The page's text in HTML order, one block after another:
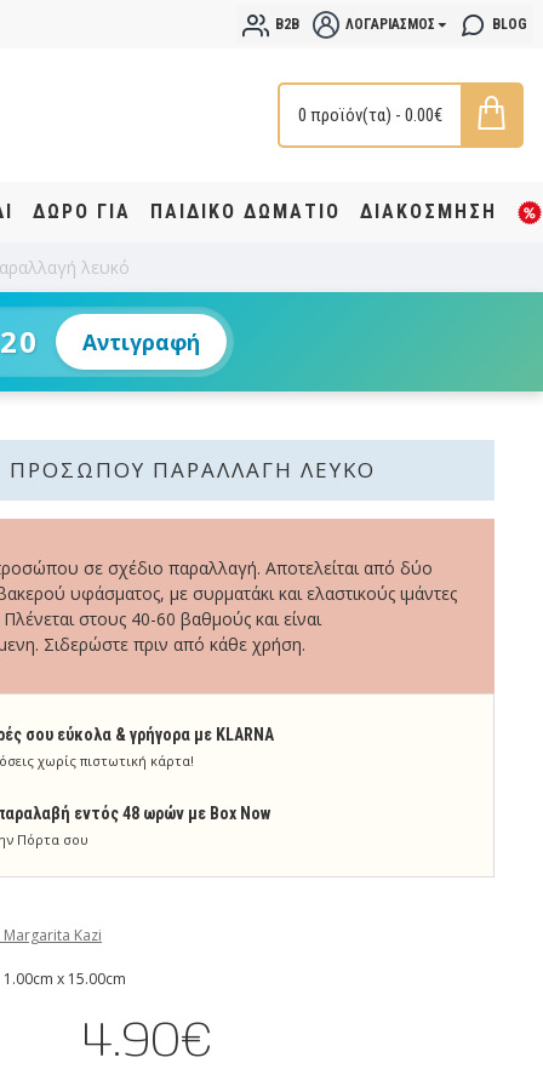
B2B ΛΟΓΑΡΙΑΣΜΌΣ BLOG
0 προϊόν(τα) - 0.00€
ΔΩΡΟ ΓΙΑ ΠΑΙΔΙΚΟ ΔΩΜΑΤΙΟ ΔΙΑΚΟΣΜΗΣΗ
λευκό
Αντιγραφή
ΠΡΟΣΏΠΟΥ ΠΑΡΑΛΛΑΓΉ ΛΕΥΚΌ
σου εύκολα & γρήγορα με KLARNA
χωρίς πιστωτική κάρτα!
εντός 48 ωρών με Box Now
Πόρτα σου
σε σχέδιο παραλλαγή. Αποτελείται από δύο
υφάσματος, με συρματάκι και ελαστικούς ιμάντες
στους 40-60 βαθμούς και είναι
Σιδερώστε πριν από κάθε χρήση.
Kazi
x 15.00cm
4.90€